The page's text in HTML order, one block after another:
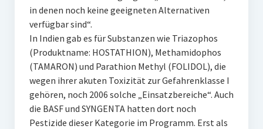
in denen noch keine geeigneten Alternativen
verfügbar sind“.
In Indien gab es für Substanzen wie Triazophos
(Produktname: HOSTATHION), Methamidophos
(TAMARON) und Parathion Methyl (FOLIDOL), die
wegen ihrer akuten Toxizität zur Gefahrenklasse I
gehören, noch 2006 solche „Einsatzbereiche“. Auch
die BASF und SYNGENTA hatten dort noch
Pestizide dieser Kategorie im Programm. Erst als